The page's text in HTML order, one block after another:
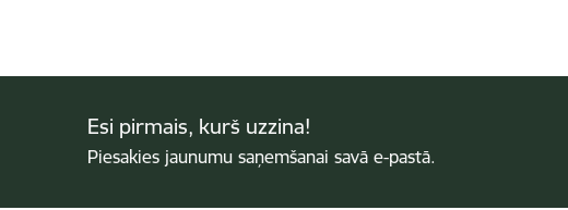
Esi pirmais, kurš uzzina!
Piesakies jaunumu saņemšanai savā e-pastā.